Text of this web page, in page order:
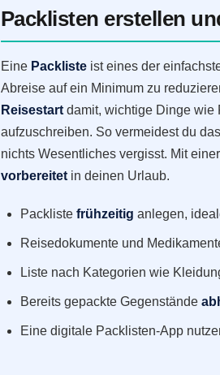
Packlisten erstellen
Eine Packliste ist eines der
Abreise auf ein Minimum zu
Reisestart damit, wichtige Dinge wie
aufzuschreiben. So vermeidest du
nichts Wesentliches vergisst. Mit
vorbereitet in deinen Urlaub.
Packliste frühzeitig anlegen,
Reisedokumente und
Liste nach Kategorien wie
Bereits gepackte Gegenstände
Eine digitale Packlisten-App